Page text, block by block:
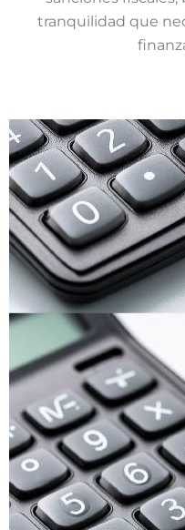
tranquilidad que